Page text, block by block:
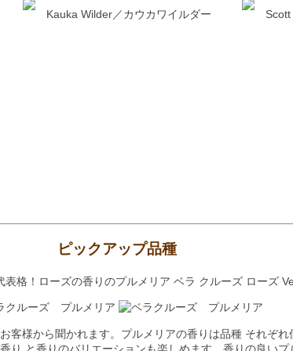
Kauka Wilder／カウカワイルダー
ピックアップ品種
表格！ローズの香りのプルメリア ベラ クルーズ ローズ
客様から聞かれます。プルメリアの香りは品種 それぞ